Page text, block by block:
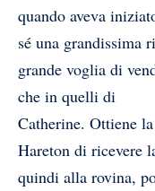
quando aveva
sé una grandissima
grande voglia di
che in quelli di
Catherine. Ottiene
Hareton di ricevere
quindi alla rovina,